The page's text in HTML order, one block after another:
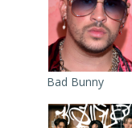
Bad Bunny